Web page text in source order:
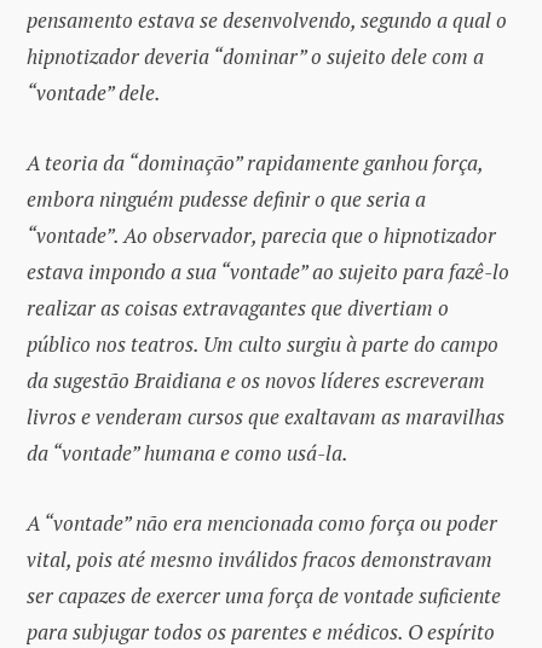
pensamento estava se desenvolvendo, segundo a qual o
hipnotizador deveria “dominar” o sujeito dele com a
“vontade” dele.
A teoria da “dominação” rapidamente ganhou força,
embora ninguém pudesse definir o que seria a
“vontade”. Ao observador, parecia que o hipnotizador
estava impondo a sua “vontade” ao sujeito para fazê-lo
realizar as coisas extravagantes que divertiam o
público nos teatros. Um culto surgiu à parte do campo
da sugestão Braidiana e os novos líderes escreveram
livros e venderam cursos que exaltavam as maravilhas
da “vontade” humana e como usá-la.
A “vontade” não era mencionada como força ou poder
vital, pois até mesmo inválidos fracos demonstravam
ser capazes de exercer uma força de vontade suficiente
para subjugar todos os parentes e médicos. O espírito